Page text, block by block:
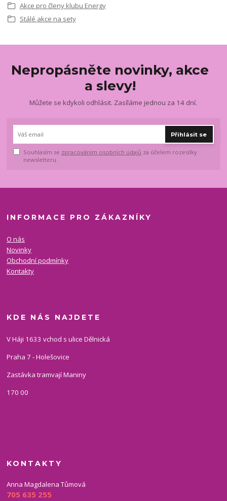
Akce pro členy klubu Energy
Stálé akce na sety
Nepropásněte novinky, akce
a slevy!
Můžete se kdykoli odhlásit. Zasíláme jednou za 14 dní.
Přihlásit se
Souhlasím se zpracováním osobních údajů za účelem rozesílky
newsletteru.
INFORMACE PRO ZÁKAZNÍKY
O nás
Novinky
Obchodní podmínky
Kontakty
KDE NÁS NAJDETE
V Háji 1633 vchod s ulice Dělnická
Praha 7 - Holešovice
Zastávka tramvají Maniny
170 00
KONTAKTY
Anna Magdalena Tůmová
705 635 255